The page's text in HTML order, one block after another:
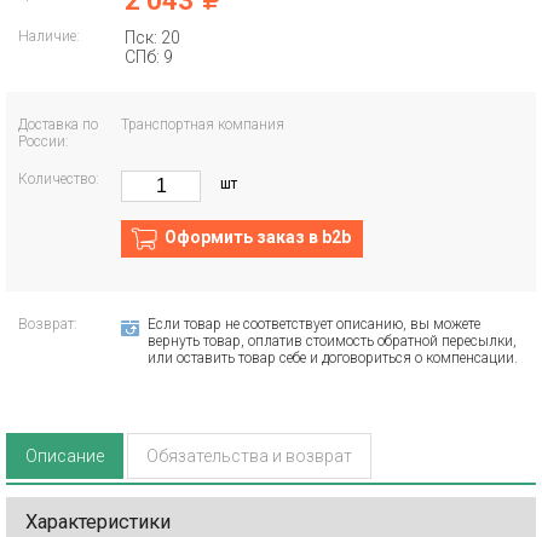
Наличие:
Пск: 20
СПб: 9
Доставка по
России:
Транспортная компания
Количество: шт
Оформить заказ в b2b
Возврат:
Если товар не соответствует описанию, вы можете
вернуть товар, оплатив стоимость обратной пересылки,
или оставить товар себе и договориться о компенсации.
Описание Обязательства и возврат
Характеристики